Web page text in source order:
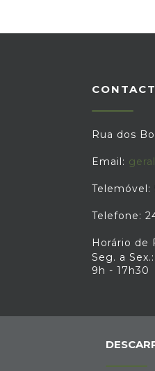
Rua dos
Email:
Telemóvel:
Telefone:
Horário de
Seg. a Sex.:
9h - 17h30